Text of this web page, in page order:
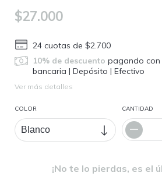
$27.000
24 cuotas de$2.700
10% de descuento pagando con
bancaria | Depósito | Efectivo
Ver más detalles
COLOR CANTIDAD
¡No te lo pierdas, es el